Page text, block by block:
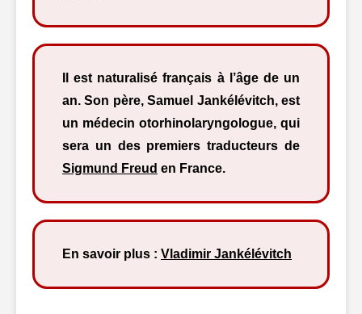
Il est naturalisé français à l’âge de un
an. Son père, Samuel Jankélévitch, est
un médecin otorhinolaryngologue, qui
sera un des premiers traducteurs de
Sigmund Freud en France.
En savoir plus : Vladimir Jankélévitch